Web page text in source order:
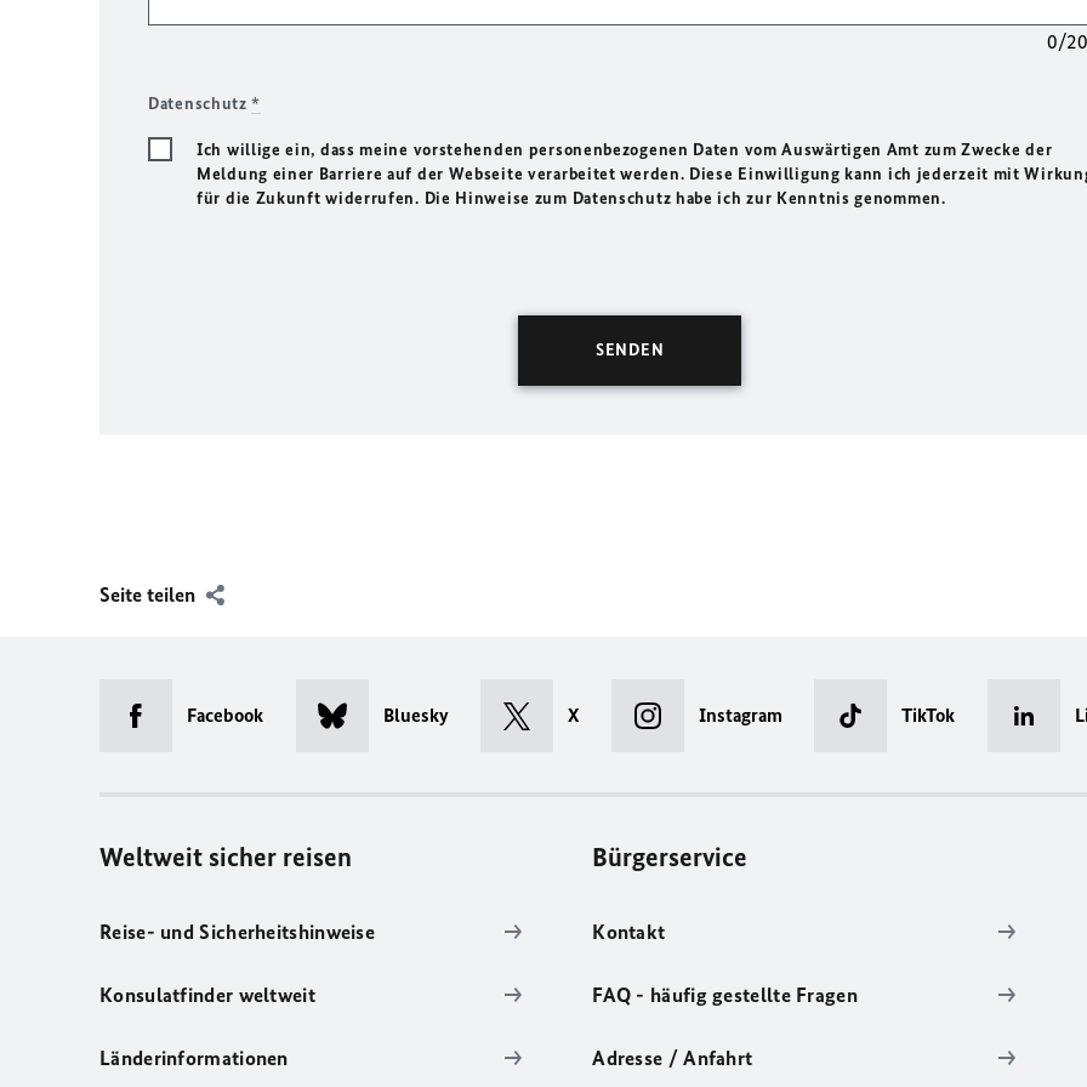
0/
Datenschutz*
Ich willige ein, dass meine vorstehenden personenbezogenen Daten vom Auswärtigen Amt zum Zwecke der
Meldung einer Barriere auf der Webseite verarbeitet werden. Diese Einwilligung kann ich jederzeit mit
für die Zukunft widerrufen. Die Hinweise zum Datenschutz habe ich zur Kenntnis genommen.
Seite teilen
Facebook Bluesky X Instagram TikTok
Weltweit sicher reisen
Reise- und Sicherheitshinweise
Konsulatfinder weltweit
Länderinformationen
Bürgerservice
Kontakt
FAQ - häufig gestellte Fragen
Adresse / Anfahrt